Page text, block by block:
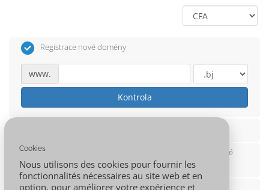
Registrace nové domény
www.
Kontrola
Budu používat svou stávající doménu a aktualizovat své
nameservery
Cookies
Nous utilisons des cookies pour fournir les
fonctionnalités nécessaires au site web et en
option, pour améliorer votre expérience et